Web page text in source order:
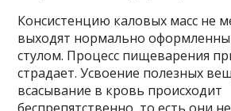
Консистенцию каловых масс не
выходят нормально
стулом. Процесс пищеварения
страдает. Усвоение полезных
всасывание в кровь происходит